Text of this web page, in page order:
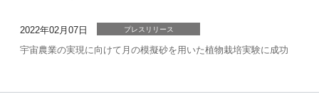
2022年02月07日 プレスリリース
宇宙農業の実現に向けて月の模擬砂を用いた植物栽培実験に成功